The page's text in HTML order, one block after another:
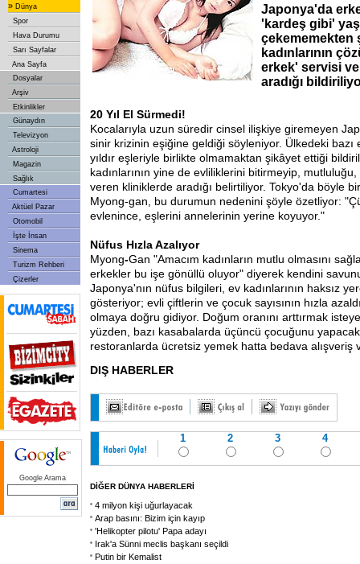
» Dünya
Spor
Hava Durumu
Sarı Sayfalar
Ana Sayfa
Dosyalar
Arşiv
Etkinlikler
Günaydın
Televizyon
Astroloji
Magazin
Sağlık
Cumartesi
Aktüel Pazar
Otomobil
İşte İnsan
Sinema
Turizm Rehberi
Çizerler
Google Arama
Japonya'da
'kardeş gibi'
çekememekten
kadınlarının
erkek' servisi
aradığı
20 Yıl El Sürmedi!
Kocalarıyla uzun süredir cinsel ilişkiye giremeyen
sinir krizinin eşiğine geldiği söyleniyor. Ülkedeki bazı
yıldır eşleriyle birlikte olmamaktan şikâyet ettiği
kadınlarının yine de evliliklerini bitirmeyip,
veren kliniklerde aradığı belirtiliyor. Tokyo'da böyle
Myong-gan, bu durumun nedenini şöyle özetliyor:
evlenince, eşlerini annelerinin yerine koyuyor."
Nüfus Hızla Azalıyor
Myong-Gan "Amacım kadınların mutlu olmasını
erkekler bu işe gönüllü oluyor" diyerek kendini
Japonya'nın nüfus bilgileri, ev kadınlarının haksız
gösteriyor; evli çiftlerin ve çocuk sayısının hızla
olmaya doğru gidiyor. Doğum oranını arttırmak
yüzden, bazı kasabalarda üçüncü çocuğunu
restoranlarda ücretsiz yemek hatta bedava alışveriş
DIŞ HABERLER
1 2 3 4
DİĞER DÜNYA HABERLERİ
4 milyon kişi uğurlayacak
Arap basını: Bizim için kayıp
'Helikopter pilotu' Papa adayı
Irak'a Sünni meclis başkanı seçildi
Putin bir Kemalist